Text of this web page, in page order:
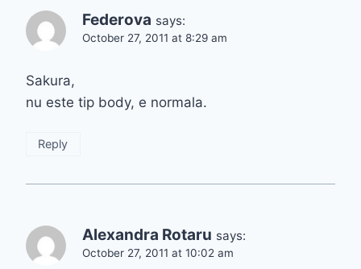
Federova says:
October 27, 2011 at 8:29 am
Sakura,
nu este tip body, e normala.
Reply
Alexandra Rotaru says:
October 27, 2011 at 10:02 am